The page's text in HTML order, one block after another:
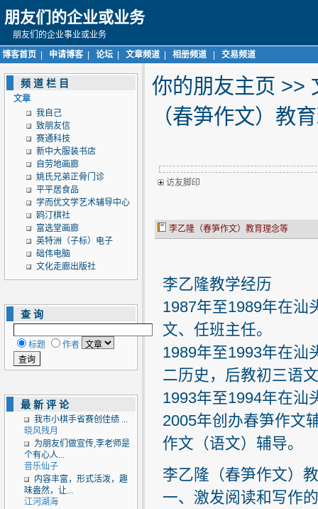
朋友们的企业或业务
朋友们的企业事业或业务
博客首页
申请博客 论坛 文章频道 相册频道 交易频道
频道栏目
文章
我自己
致朋友信
赛通科技
新中大服装书店
自劳地画廊
姚氏兄弟正骨门诊
平平居食品
学而优文学艺术辅导中心
鸥汀棋社
富选堂画廊
英特洲（子标）电子
础伟电脑
文化走廊出版社
查询
标题 作者
最新评论
我市小棋手省赛创佳绩 ...
晓风残月
为朋友们做宣传,李老师是
个有心人...
音乐仙子
内容丰富，形式活泼，趣
味盎然，让...
江河湖海
你的朋友主页 >>
（春笋作文）教
访友脚印
李乙隆（春笋作文）教育理念等
李乙隆教学经历
1987年至1989年在汕
文、任班主任。
1989年至1993年在汕
二历史，后教初三语
1993年至1994年在汕
2005年创办春笋作文
作文（语文）辅导。
李乙隆（春笋作文）
一、激发阅读和写作